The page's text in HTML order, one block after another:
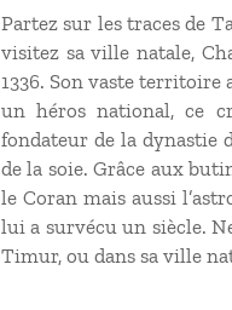
Partez sur les traces de
visitez sa ville natale,
1336. Son vaste territoire
un héros national, ce
fondateur de la dynastie
de la soie. Grâce aux
le Coran mais aussi
lui a survécu un siècle.
Timur, ou dans sa ville